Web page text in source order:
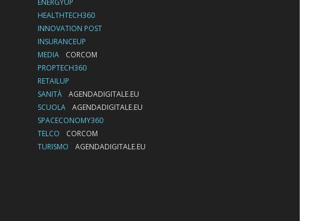
ENERGYUP
HEALTHTECH360
INNOVATION POST
INSURANCEUP
MEDIA
CORCOM
PROPTECH360
RETAILUP
SANITÀ
AGENDADIGITALE.EU
SCUOLA
AGENDADIGITALE.EU
SPACECONOMY360
TELCO
CORCOM
TURISMO
AGENDADIGITALE.EU